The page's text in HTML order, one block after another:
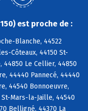
est proche de :
Blanche, 44522
Côteaux, 44150 St-
44850 Le Cellier, 44850
44440 Pannecé, 44440
44540 Bonnoeuvre,
Mars-la-Jaille, 44540
Belligné, 44370 La